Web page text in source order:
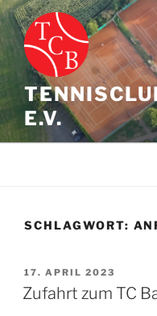
Zum
Inhalt
springen
E.V.
SCHLAGWORT:
VERÖFFENTLICHT
AM
17. APRIL 2023
Zufahrt zum TC